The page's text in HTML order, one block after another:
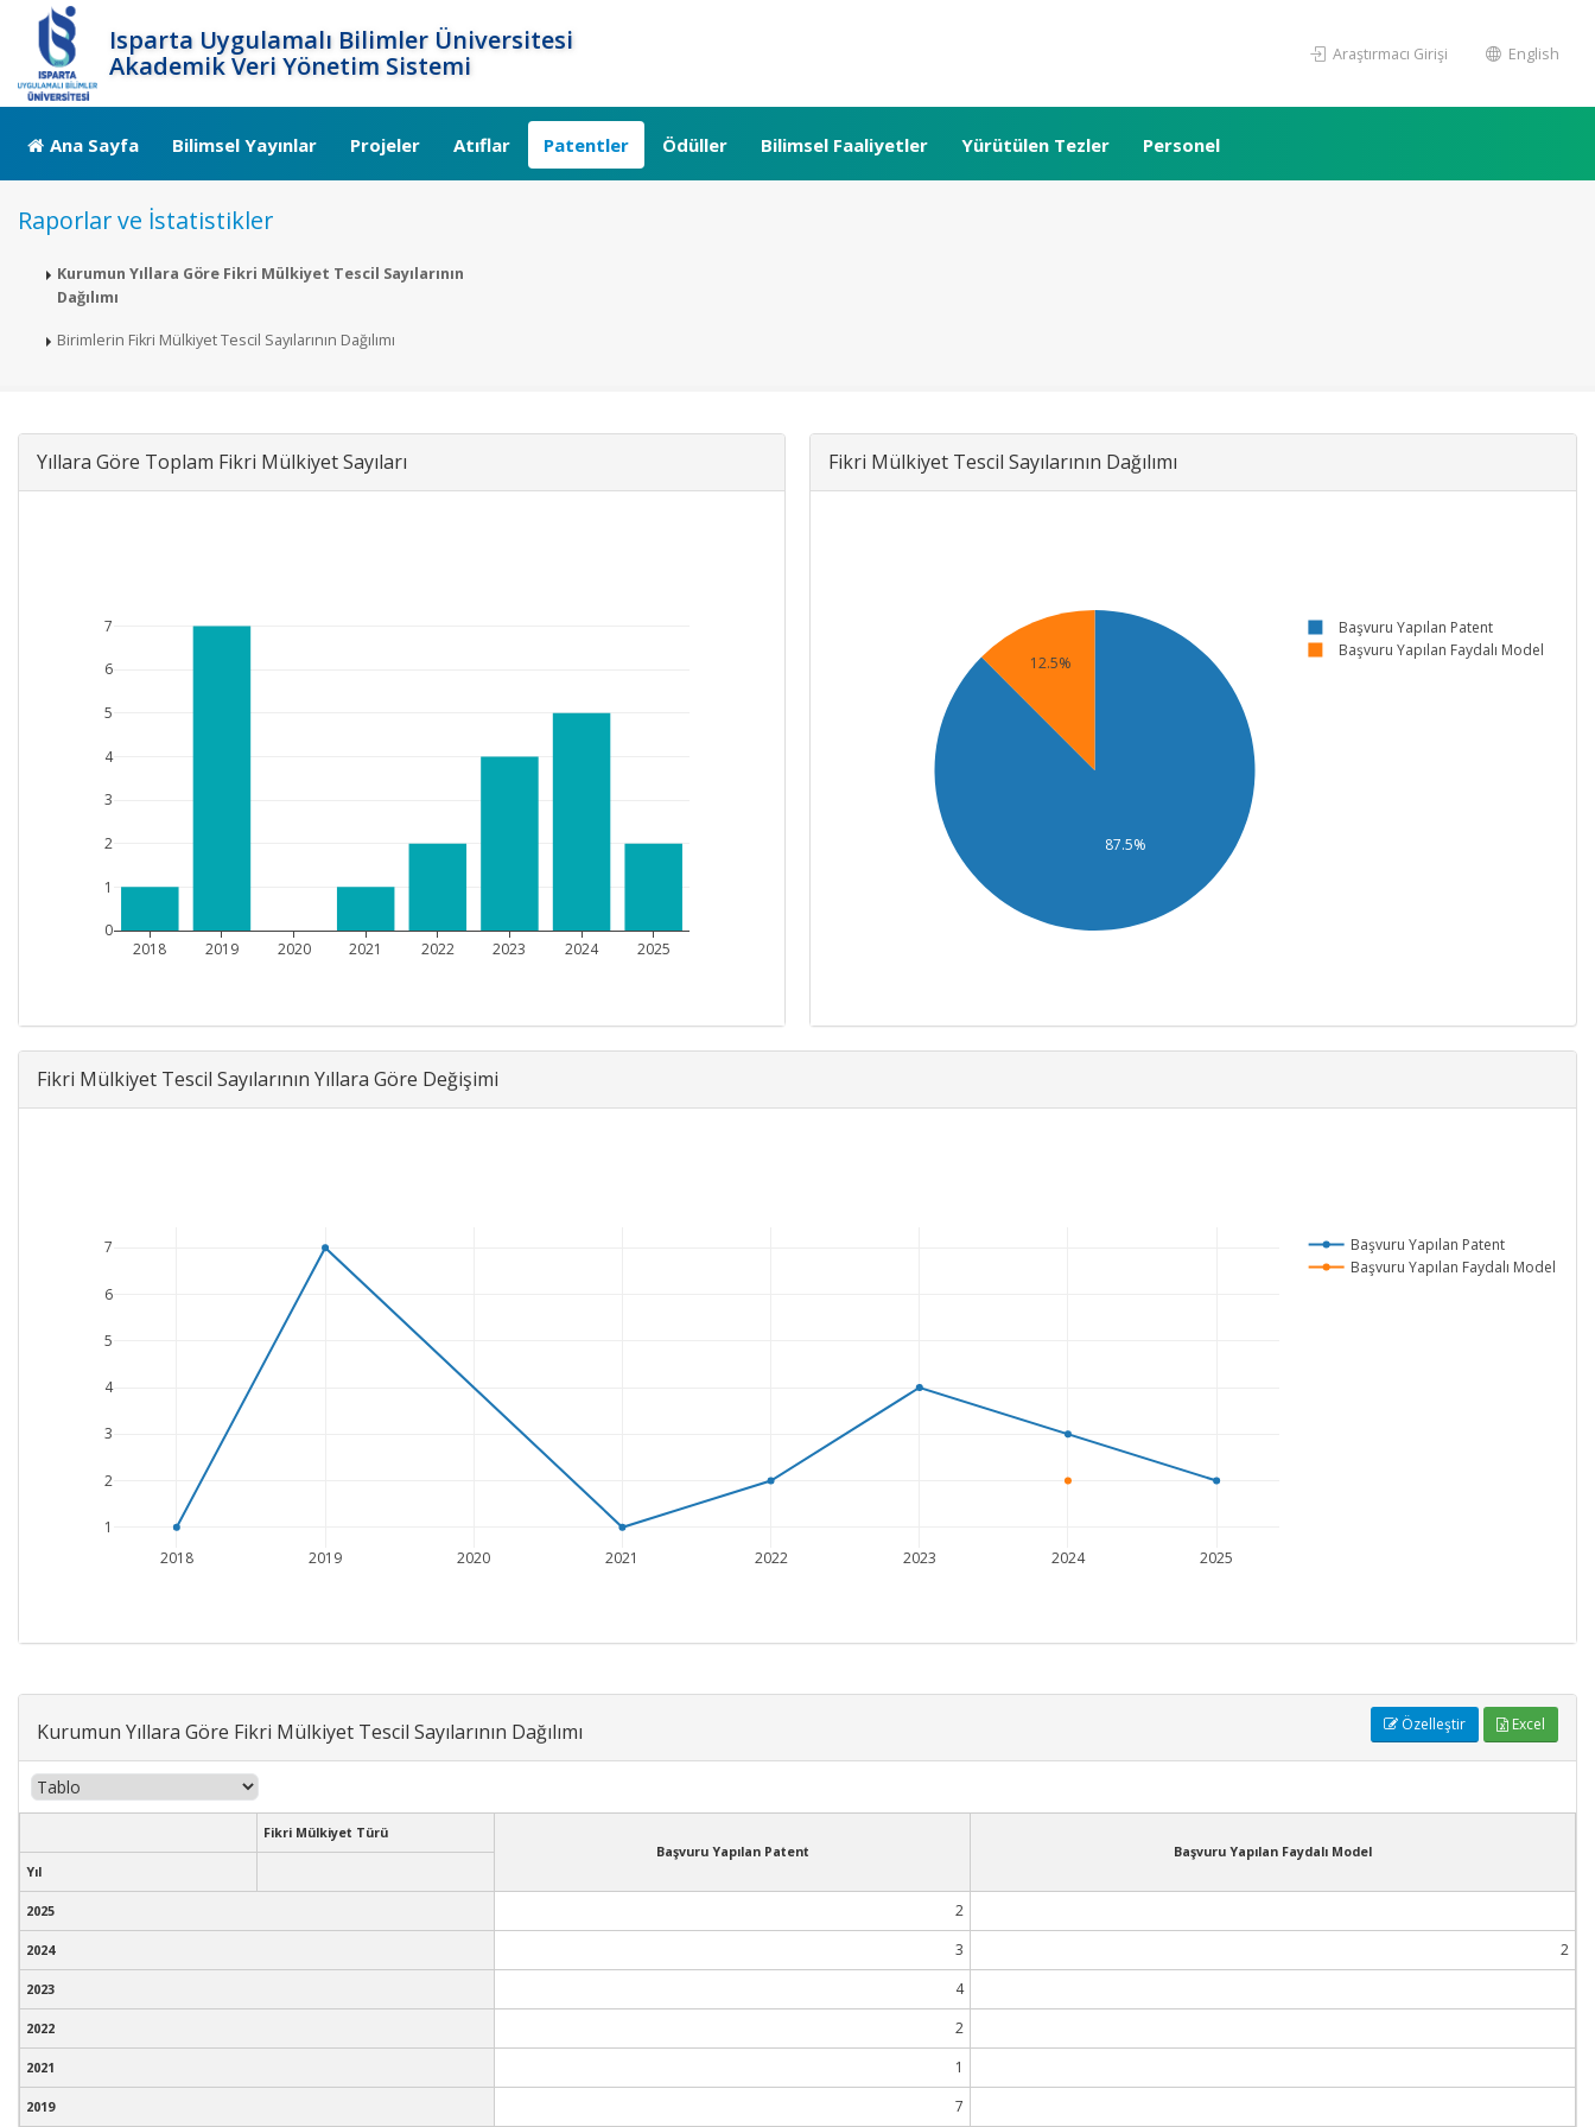
Isparta Uygulamalı Bilimler Üniversitesi
Akademik Veri Yönetim Sistemi
Araştırmacı Girişi English
Ana Sayfa Bilimsel Yayınlar Projeler Atıflar Patentler Ödüller Bilimsel Faaliyetler Yürütülen Tezler Personel
Raporlar ve İstatistikler
Kurumun Yıllara Göre Fikri Mülkiyet Tescil Sayılarının
Dağılımı
Birimlerin Fikri Mülkiyet Tescil Sayılarının Dağılımı
Yıllara Göre Toplam Fikri Mülkiyet Sayıları
2018 2019 2020 2021 2022 2023 2024 2025
0
1
2
3
4
5
6
7
Fikri Mülkiyet Tescil Sayılarının Dağılımı
87.5%
12.5%
Başvuru Yapılan Patent
Başvuru Yapılan Faydalı Model
Fikri Mülkiyet Tescil Sayılarının Yıllara Göre Değişimi
2018 2019 2020 2021 2022 2023 2024 2025
1
2
3
4
5
6
7
Başvuru Yapılan Patent
Başvuru Yapılan Faydalı Model
Kurumun Yıllara Göre Fikri Mülkiyet Tescil Sayılarının Dağılımı Özelleştir Excel
Fikri Mülkiyet Türü
Başvuru Yapılan Patent
Başvuru Yapılan Faydalı Model
Yıl
2025 2
2024 3 2
2023 4
2022 2
2021 1
2019 7